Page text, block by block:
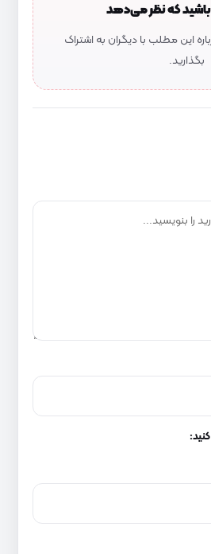
باشید که نظر می‌دهد
این مطلب با دیگران به اشتراک
بگذارید.